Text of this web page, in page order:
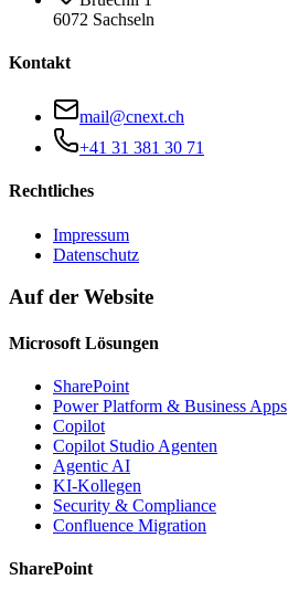
6072 Sachseln
Kontakt
mail@cnext.ch
+41 31 381 30 71
Rechtliches
Impressum
Datenschutz
Auf der Website
Microsoft Lösungen
SharePoint
Power Platform & Business Apps
Copilot
Copilot Studio Agenten
Agentic AI
KI-Kollegen
Security & Compliance
Confluence Migration
SharePoint